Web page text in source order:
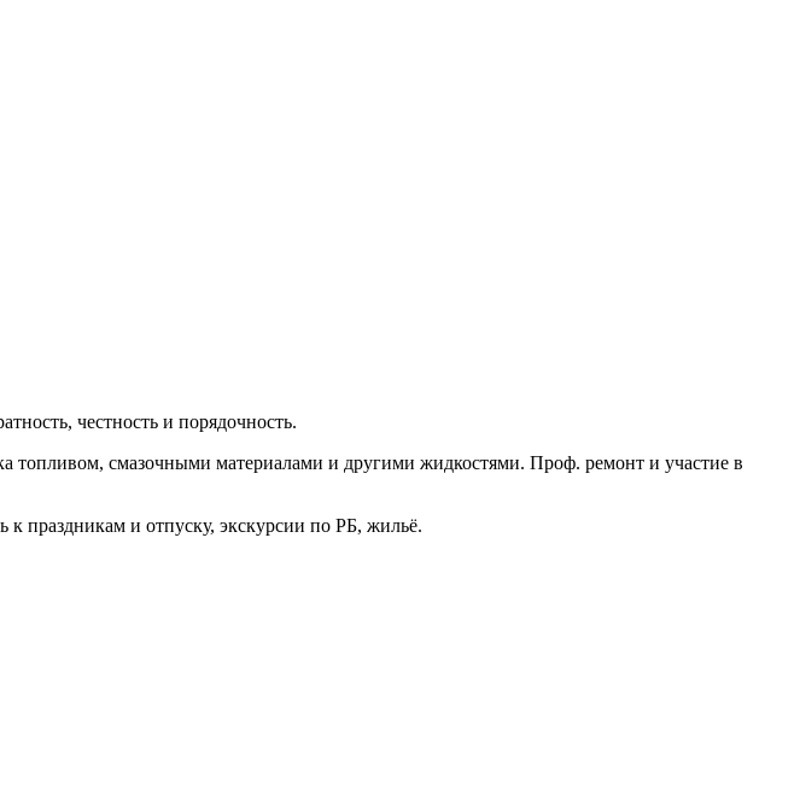
честность и порядочность.
топливом, смазочными материалами и другими жидкостями. Проф. ремонт и участие в
праздникам и отпуску, экскурсии по РБ, жильё.